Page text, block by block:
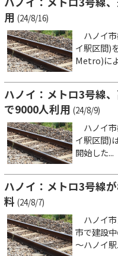
用 (24/8/16)
ハノイ
イ駅区間)
Metro)に
ハノイ：メトロ3号線
で9000人利用 (24/8/9)
ハノイ
イ駅区間)
開始した...
ハノイ：メトロ3号線
料 (24/8/7)
ハノイ
市で建設
～ハノイ駅